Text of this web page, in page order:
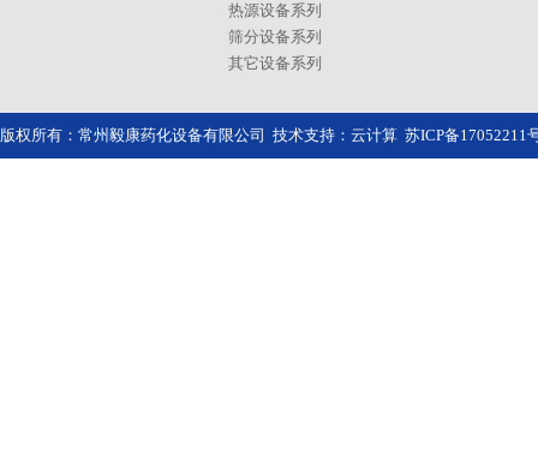
热源设备系列
筛分设备系列
其它设备系列
版权所有：常州毅康药化设备有限公司 技术支持： 云计算 苏ICP备17052211